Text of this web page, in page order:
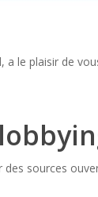
a le plaisir de
sources